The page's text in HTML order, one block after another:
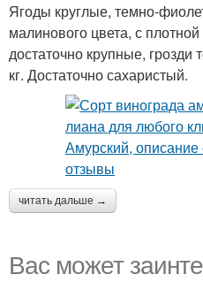
Ягоды круглые, темно-
малинового цвета, с
достаточно крупные, грозди
кг. Достаточно сахаристый.
читать дальше →
Вас может